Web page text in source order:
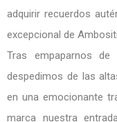
adquirir recuerdos
excepcional de
Tras empaparnos
despedimos de las
en una emocionante
marca nuestra